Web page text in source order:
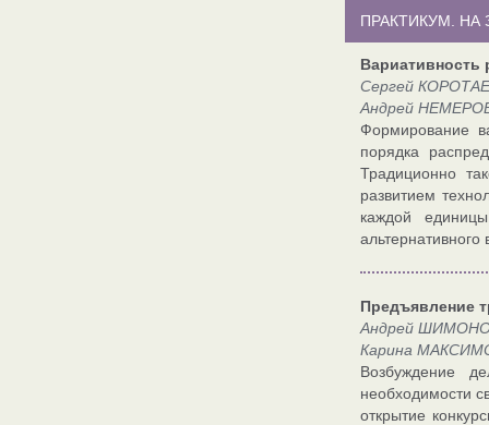
ПРАКТИКУМ. НА
Вариативность
Сергей
Андрей
Формирование
порядка
Традиционно
развитием
каждой
альтернативного
Предъявление
Андрей
Карина
Возбуждение
необходимости
открытие